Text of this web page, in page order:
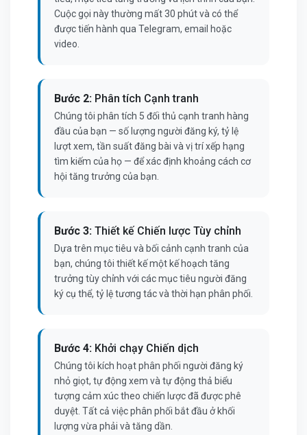
Cuộc gọi này thường mất 30 phút và có thể
được tiến hành qua Telegram, email hoặc
video.
Bước 2: Phân tích Cạnh tranh
Chúng tôi phân tích 5 đối thủ cạnh tranh hàng
đầu của bạn — số lượng người đăng ký, tỷ lệ
lượt xem, tần suất đăng bài và vị trí xếp hạng
tìm kiếm của họ — để xác định khoảng cách cơ
hội tăng trưởng của bạn.
Bước 3: Thiết kế Chiến lược Tùy chỉnh
Dựa trên mục tiêu và bối cảnh cạnh tranh của
bạn, chúng tôi thiết kế một kế hoạch tăng
trưởng tùy chỉnh với các mục tiêu người đăng
ký cụ thể, tỷ lệ tương tác và thời hạn phân phối.
Bước 4: Khởi chạy Chiến dịch
Chúng tôi kích hoạt phân phối người đăng ký
nhỏ giọt, tự động xem và tự động thả biểu
tượng cảm xúc theo chiến lược đã được phê
duyệt. Tất cả việc phân phối bắt đầu ở khối
lượng vừa phải và tăng dần.